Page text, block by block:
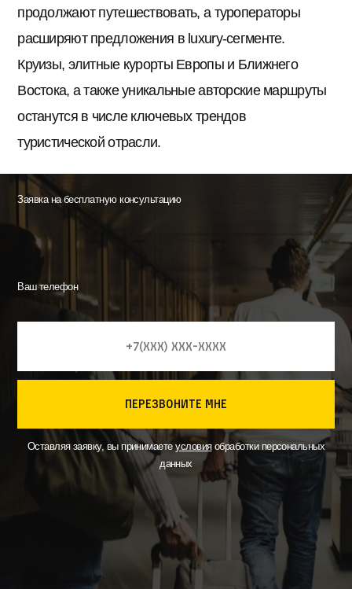
продолжают путешествовать, а туроператоры
расширяют предложения в luxury-сегменте.
Круизы, элитные курорты Европы и Ближнего
Востока, а также уникальные авторские маршруты
останутся в числе ключевых трендов
туристической отрасли.
Заявка на бесплатную консультацию
Ваш телефон
перезвоните мне
Оставляя заявку, вы принимаетеусловияобработки персональных
данных